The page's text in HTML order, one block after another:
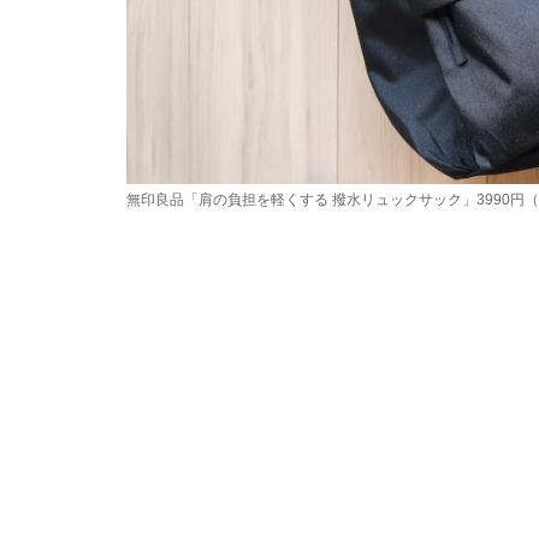
無印良品「肩の負担を軽くする 撥水リュックサック」3990円